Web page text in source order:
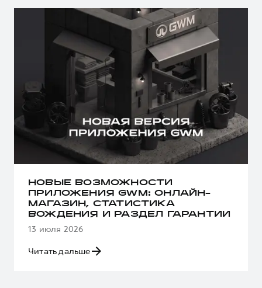
НОВЫЕ ВОЗМОЖНОСТИ
ПРИЛОЖЕНИЯ GWM: ОНЛАЙН-
МАГАЗИН, СТАТИСТИКА
ВОЖДЕНИЯ И РАЗДЕЛ ГАРАНТИИ
13 июля 2026
Читать дальше